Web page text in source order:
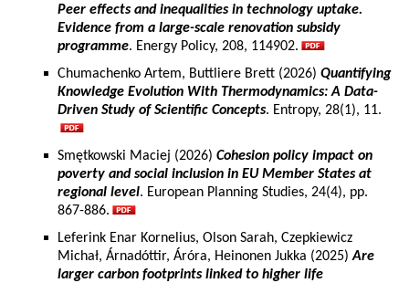
Peer effects and inequalities in technology uptake.
Evidence from a large-scale renovation subsidy
programme. Energy Policy, 208, 114902.
Chumachenko Artem, Buttliere Brett (2026) Quantifying
Knowledge Evolution With Thermodynamics: A Data-
Driven Study of Scientific Concepts. Entropy, 28(1), 11.
Smętkowski Maciej (2026) Cohesion policy impact on
poverty and social inclusion in EU Member States at
regional level. European Planning Studies, 24(4), pp.
867-886.
Leferink Enar Kornelius, Olson Sarah, Czepkiewicz
Michał, Árnadóttir, Áróra, Heinonen Jukka (2025)Are
larger carbon footprints linked to higher life